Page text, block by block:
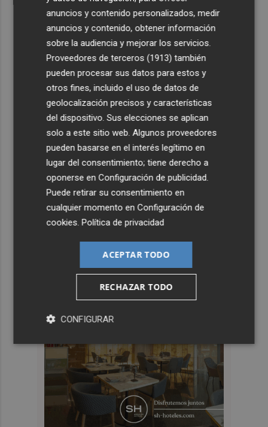
anuncios y contenido personalizados, medir
anuncios y contenido, obtener información
sobre la audiencia y mejorar los servicios.
Proveedores de terceros (1913) también
pueden procesar sus datos para estos y
otros fines, incluido el uso de datos de
geolocalización precisos y características
del dispositivo. Sus elecciones se aplican
solo a este sitio web. Algunos proveedores
pueden basarse en el interés legítimo en
lugar del consentimiento; tiene derecho a
oponerse enConfiguración de publicidad
Puede retirar su consentimiento en
cualquier momento enConfiguración de
cookies .Política de privacidad
ACEPTAR TODO
RECHAZAR TODO
CONFIGURAR